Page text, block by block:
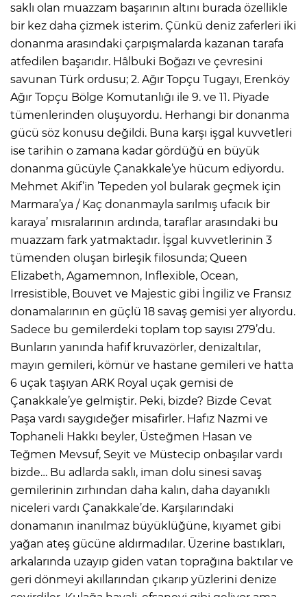
saklı olan muazzam başarının altını burada özellikle
bir kez daha çizmek isterim. Çünkü deniz zaferleri iki
donanma arasındaki çarpışmalarda kazanan tarafa
atfedilen başarıdır. Hâlbuki Boğazı ve çevresini
savunan Türk ordusu; 2. Ağır Topçu Tugayı, Erenköy
Ağır Topçu Bölge Komutanlığı ile 9. ve 11. Piyade
tümenlerinden oluşuyordu. Herhangi bir donanma
gücü söz konusu değildi. Buna karşı işgal kuvvetleri
ise tarihin o zamana kadar gördüğü en büyük
donanma gücüyle Çanakkale’ye hücum ediyordu.
Mehmet Akif’in ’Tepeden yol bularak geçmek için
Marmara’ya / Kaç donanmayla sarılmış ufacık bir
karaya’ mısralarının ardında, taraflar arasındaki bu
muazzam fark yatmaktadır. İşgal kuvvetlerinin 3
tümenden oluşan birleşik filosunda; Queen
Elizabeth, Agamemnon, Inflexible, Ocean,
Irresistible, Bouvet ve Majestic gibi İngiliz ve Fransız
donamalarının en güçlü 18 savaş gemisi yer alıyordu.
Sadece bu gemilerdeki toplam top sayısı 279’du.
Bunların yanında hafif kruvazörler, denizaltılar,
mayın gemileri, kömür ve hastane gemileri ve hatta
6 uçak taşıyan ARK Royal uçak gemisi de
Çanakkale’ye gelmiştir. Peki, bizde? Bizde Cevat
Paşa vardı saygıdeğer misafirler. Hafız Nazmi ve
Tophaneli Hakkı beyler, Üsteğmen Hasan ve
Teğmen Mevsuf, Seyit ve Müstecip onbaşılar vardı
bizde… Bu adlarda saklı, iman dolu sinesi savaş
gemilerinin zırhından daha kalın, daha dayanıklı
niceleri vardı Çanakkale’de. Karşılarındaki
donamanın inanılmaz büyüklüğüne, kıyamet gibi
yağan ateş gücüne aldırmadılar. Üzerine bastıkları,
arkalarında uzayıp giden vatan toprağına baktılar ve
geri dönmeyi akıllarından çıkarıp yüzlerini denize